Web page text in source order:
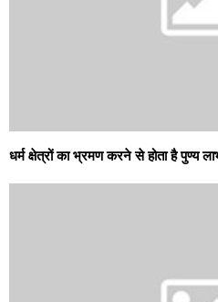
धर्म क्षेत्रों का भ्रमण करने से होता है पुण्य